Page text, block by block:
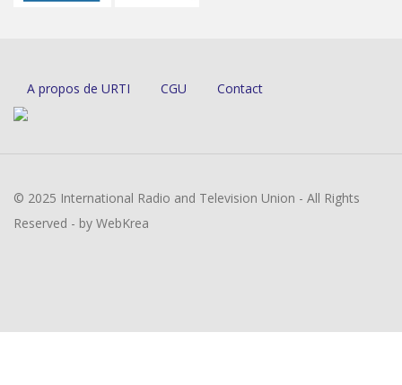
A propos de URTI CGU Contact
© 2025 International Radio and Television Union - All Rights
Reserved - by WebKrea